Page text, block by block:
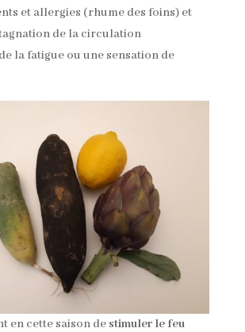
et allergies (rhume des foins) et
de la circulation
la fatigue ou une sensation de
en cette saison de stimuler le feu